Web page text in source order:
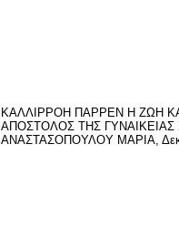
ΚΑΛΛΙΡΡΟΗ ΠΑΡΡΕΝ Η ΖΩΗ
ΑΠΟΣΤΟΛΟΣ ΤΗΣ ΓΥΝΑΙΚΕΙΑΣ
ΑΝΑΣΤΑΣΟΠΟΥΛΟΥ ΜΑΡΙΑ,